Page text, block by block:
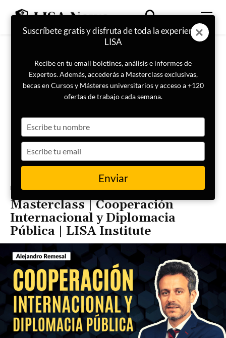
Portada DDHH
Masterclass | Cooperación
Internacional y Diplomacia
Pública | LISA Institute
Suscríbete gratis y disfruta de toda la experiencia
LISA
Recibe en tu email boletines, análisis e informes de
Expertos. Además, accederás a Masterclass exclusivas,
becas en Cursos y Másteres universitarios y acceso a +120
ofertas de trabajo cada semana.
your
name
your
email
Enviar